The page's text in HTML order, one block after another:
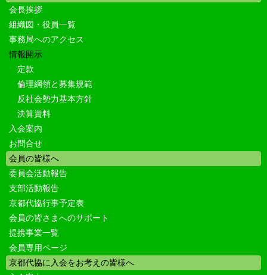
会長挨拶
組織図・役員一覧
事務局へのアクセス
情報開示
定款
倫理綱領と募集規範
反社会勢力基本方針
決算資料
入会案内
お問合せ
会員の皆様へ
委員会活動報告
支部活動報告
京都代協行事予定表
会員の皆さまへのサポート
提携事業一覧
会員専用ページ
京都代協に入会をお考えの皆様へ